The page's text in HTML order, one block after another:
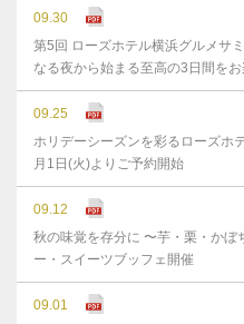
09.30
第5回 ローズホテル横浜グルメサ
なる夜から始まる至高の3日間をお
09.25
ホリデーシーズンを彩るローズホ
月1日(火)よりご予約開始
09.12
秋の味覚を存分に 〜芋・栗・か
ー・スイーツブッフェ開催
09.01